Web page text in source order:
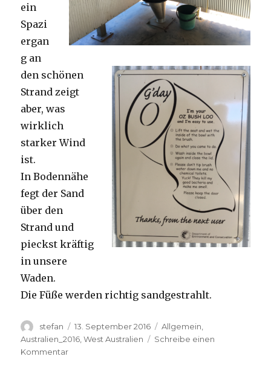
ein
Spazi
ergan
g an
den schönen
Strand zeigt
aber, was
wirklich
starker Wind
ist.
In Bodennähe
fegt der Sand
über den
Strand und
pieckst kräftig
in unsere
Waden.
Die Füße werden richtig sandgestrahlt.
Autor
stefan
Veröffentlicht
am
13. September 2016 Kategorien
Allgemein
Australien_2016 ,West Australien
Schreibe einen
Kommentarzu